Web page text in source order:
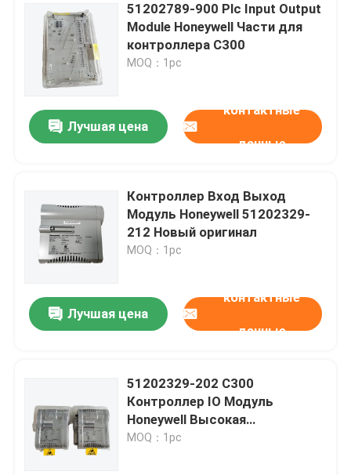
51202789-900 Plc Input Output
Module Honeywell Части для
контроллера C300
MOQ：1pc
Лучшая цена
контактные
данные
Контроллер Вход Выход
Модуль Honeywell 51202329-
212 Новый оригинал
MOQ：1pc
Лучшая цена
контактные
данные
51202329-202 C300
Контроллер IO Модуль
Honeywell Высокая
производительность
MOQ：1pc